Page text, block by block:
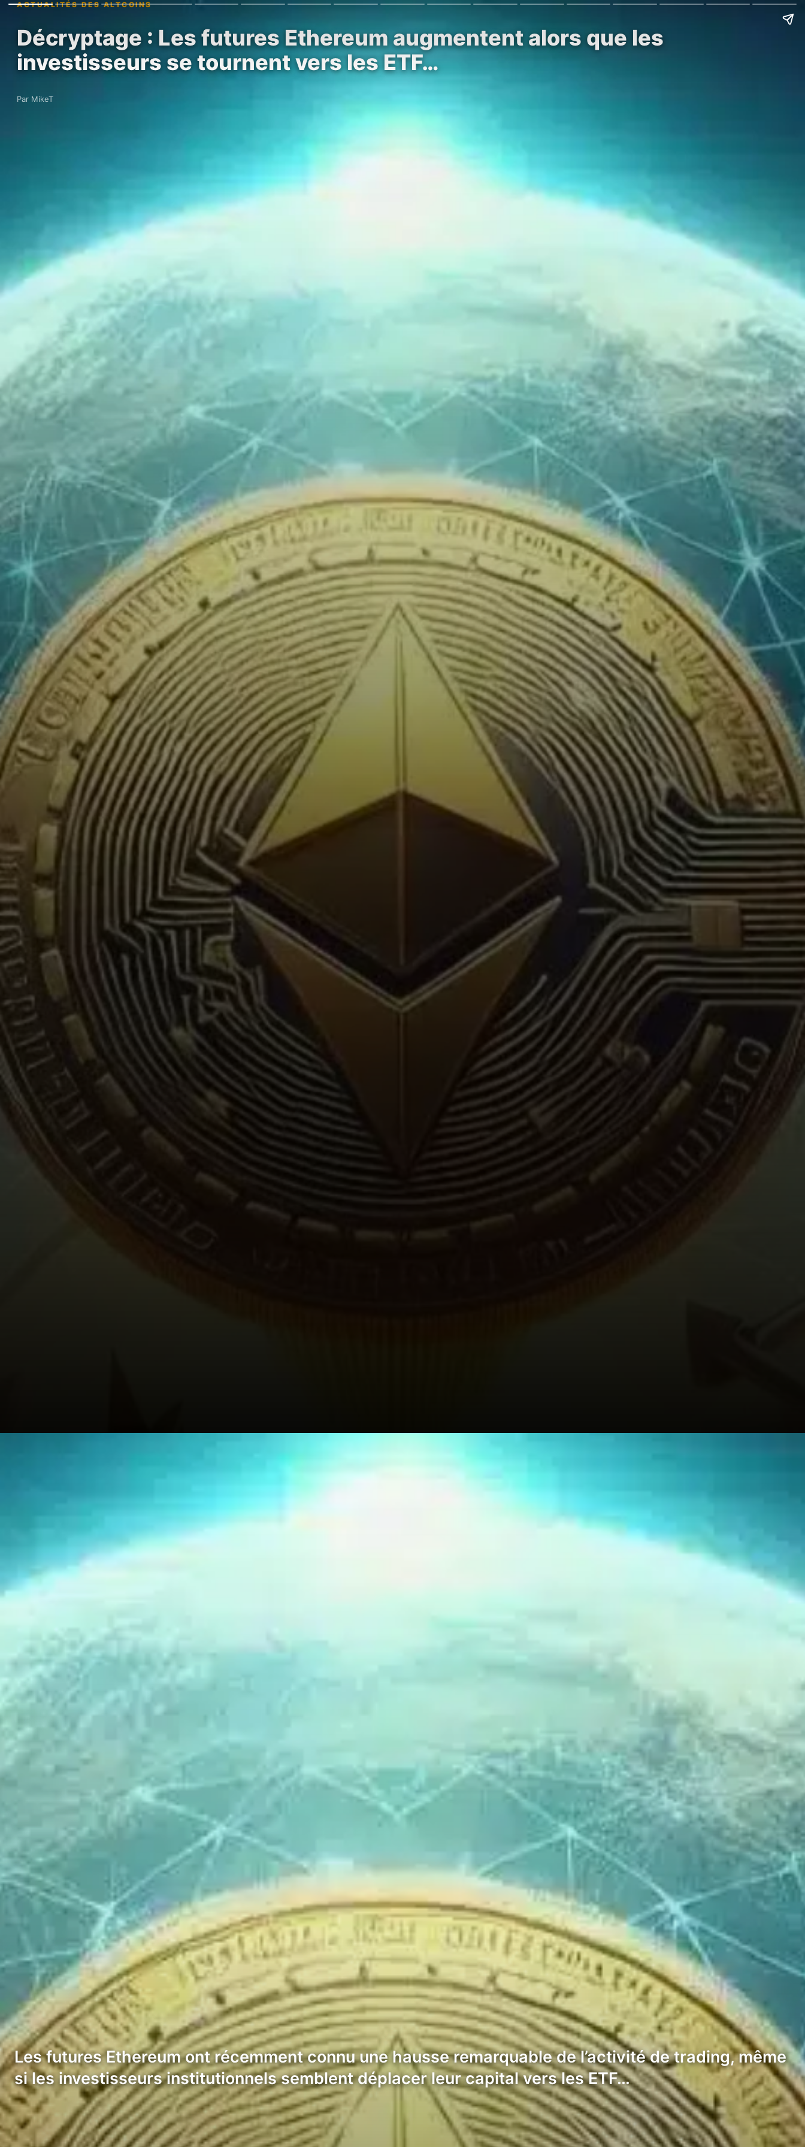
ACTUALITÉS DES ALTCOINS
Décryptage : Les futures Ethereum augmentent alors que les
investisseurs se tournent vers les ETF…
Par MikeT
Les futures Ethereum ont récemment connu une hausse remarquable de l’activité de trading, même
si les investisseurs institutionnels semblent déplacer leur capital vers les ETF…